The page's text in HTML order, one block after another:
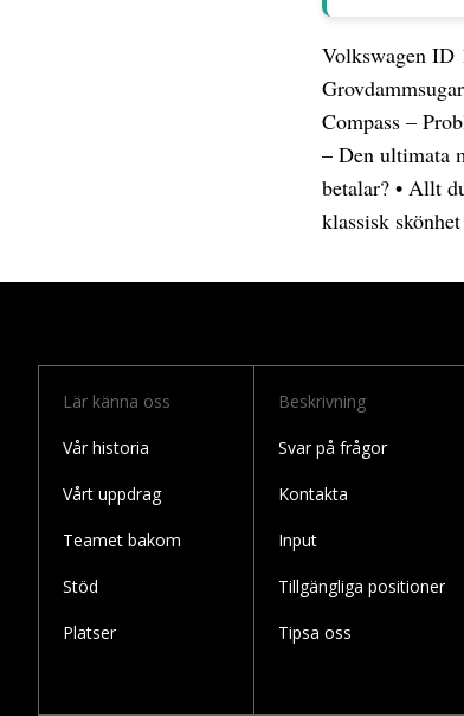
Volkswagen ID
Compass –
– Den ultimata
betalar? • Allt
klassisk
Lär känna oss
Vår historia
Vårt uppdrag
Teamet bakom
Stöd
Platser
Beskrivning
Svar på frågor
Kontakta
Input
Tillgängliga positioner
Tipsa oss